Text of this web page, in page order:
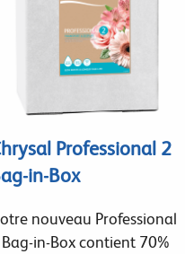
Professional 2
in-Box
nouveau Professional
in-Box contient 70%